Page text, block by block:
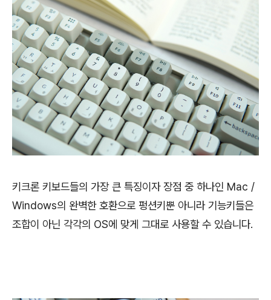
키크론 키보드들의 가장 큰 특징이자 장점 중 하나인 Mac /
Windows의 완벽한 호환으로 펑션키뿐 아니라 기능키들은
조합이 아닌 각각의 OS에 맞게 그대로 사용할 수 있습니다.